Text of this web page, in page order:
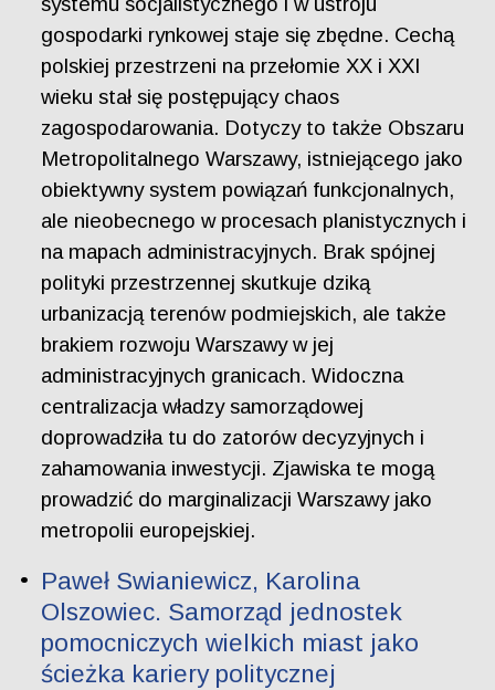
gospodarki rynkowej staje się zbędne. Cechą
polskiej przestrzeni na przełomie XX i XXI
wieku stał się postępujący chaos
zagospodarowania. Dotyczy to także Obszaru
Metropolitalnego Warszawy, istniejącego jako
obiektywny system powiązań funkcjonalnych,
ale nieobecnego w procesach planistycznych i
na mapach administracyjnych. Brak spójnej
polityki przestrzennej skutkuje dziką
urbanizacją terenów podmiejskich, ale także
brakiem rozwoju Warszawy w jej
administracyjnych granicach. Widoczna
centralizacja władzy samorządowej
doprowadziła tu do zatorów decyzyjnych i
zahamowania inwestycji. Zjawiska te mogą
prowadzić do marginalizacji Warszawy jako
metropolii europejskiej.
Paweł Swianiewicz, Karolina
Olszowiec. Samorząd jednostek
pomocniczych wielkich miast jako
ścieżka kariery politycznej